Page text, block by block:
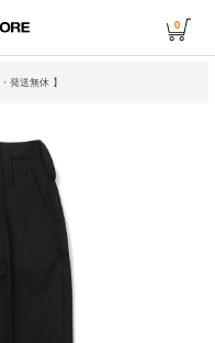
0
発送無休 】